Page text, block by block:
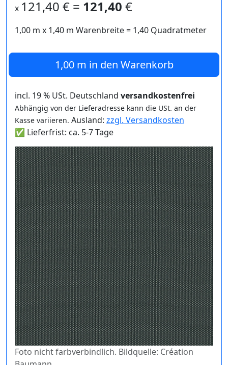
x 121,40 € = 121,40 €
1,00 m x 1,40 m Warenbreite = 1,40 Quadratmeter
1,00 m in den Warenkorb
incl. 19 % USt. Deutschland versandkostenfrei
Abhängig von der Lieferadresse kann die USt. an der
Kasse variieren. Ausland: zzgl. Versandkosten
✅ Lieferfrist: ca. 5-7 Tage
Foto nicht farbverbindlich. Bildquelle: Création